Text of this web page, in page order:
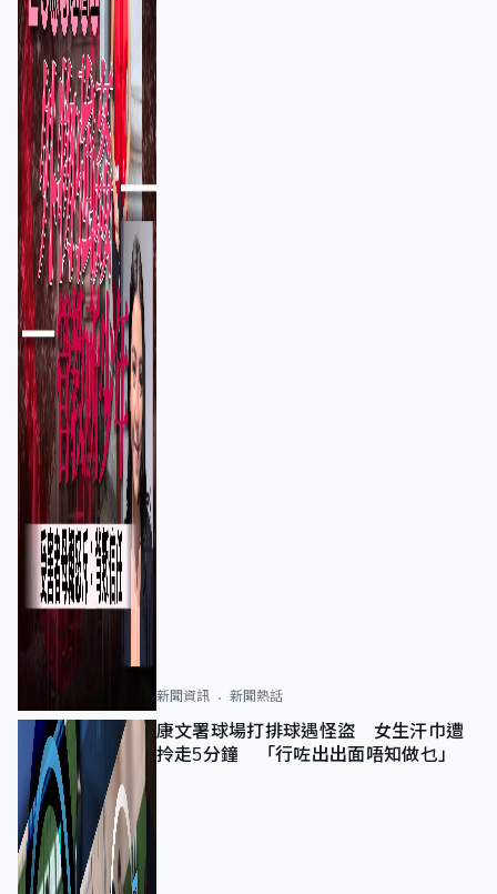
新聞資訊 新聞熱話
康文署球場打排球遇怪盜 女生汗巾遭
拎走5分鐘 「行咗出出面唔知做乜」